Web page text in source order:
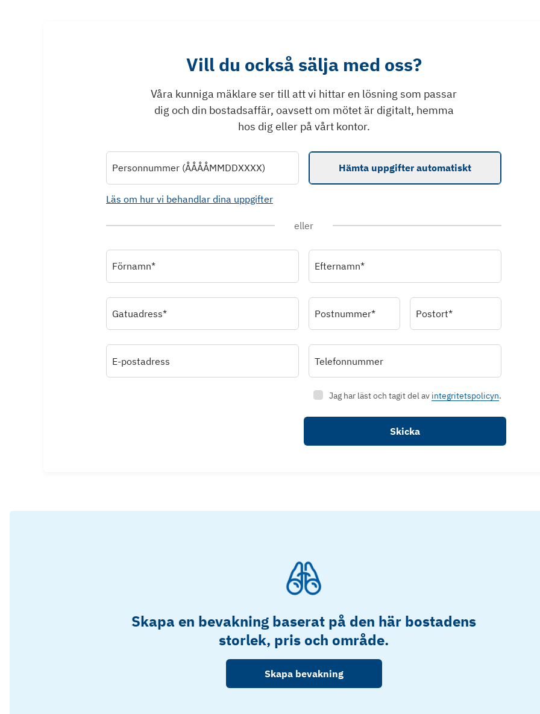
Vill du också sälja med oss?
Våra kunniga mäklare ser till att vi hittar en lösning som passar
dig och din bostadsaffär, oavsett om mötet är digitalt, hemma
hos dig eller på vårt kontor.
Personnummer (ÅÅÅÅMMDDXXXX) Hämta uppgifter automatiskt
Läs om hur vi behandlar dina uppgifter
eller
Förnamn* Efternamn*
Gatuadress* Postnummer* Postort*
E-postadress Telefonnummer
Jag har läst och tagit del av integritetspolicyn.
Skicka
Skapa en bevakning baserat på den här bostadens
storlek, pris och område.
Skapa bevakning